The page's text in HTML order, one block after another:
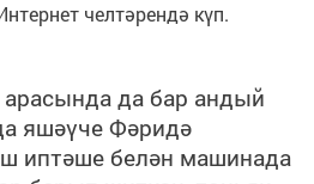
челтәрендә күп.
да бар андый
яшәүче Фәридә
иптәше белән машинада